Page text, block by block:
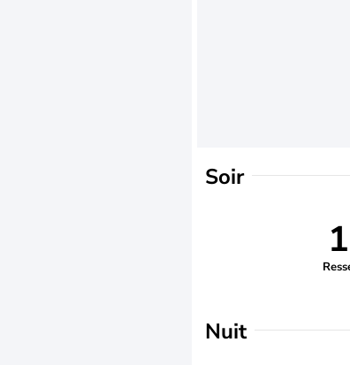
Soir
Nuit